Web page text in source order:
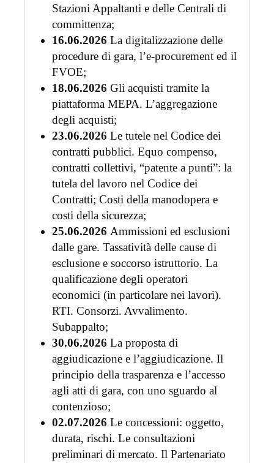
Stazioni Appaltanti e delle Centrali di
committenza;
16.06.2026 La digitalizzazione delle
procedure di gara, l’e-procurement ed il
FVOE;
18.06.2026 Gli acquisti tramite la
piattaforma MEPA. L’aggregazione
degli acquisti;
23.06.2026 Le tutele nel Codice dei
contratti pubblici. Equo compenso,
contratti collettivi, “patente a punti”: la
tutela del lavoro nel Codice dei
Contratti; Costi della manodopera e
costi della sicurezza;
25.06.2026 Ammissioni ed esclusioni
dalle gare. Tassatività delle cause di
esclusione e soccorso istruttorio. La
qualificazione degli operatori
economici (in particolare nei lavori).
RTI. Consorzi. Avvalimento.
Subappalto;
30.06.2026 La proposta di
aggiudicazione e l’aggiudicazione. Il
principio della trasparenza e l’accesso
agli atti di gara, con uno sguardo al
contenzioso;
02.07.2026 Le concessioni: oggetto,
durata, rischi. Le consultazioni
preliminari di mercato. Il Partenariato